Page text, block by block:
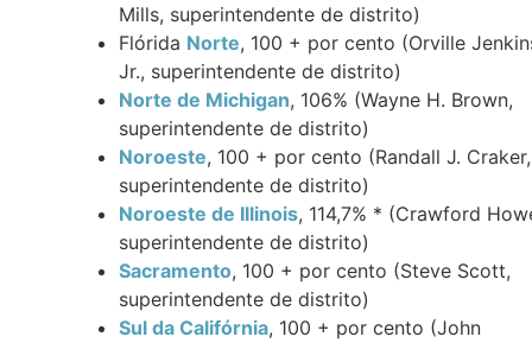
Mills, superintendente de distrito)
Flórida Norte, 100 + por cento (Orville
Jr., superintendente de distrito)
Norte de Michigan, 106% (Wayne H. Brown,
superintendente de distrito)
Noroeste, 100 + por cento (Randall J. Craker,
superintendente de distrito)
Noroeste de Illinois, 114,7% * (Crawford
superintendente de distrito)
Sacramento, 100 + por cento (Steve Scott,
superintendente de distrito)
Sul da Califórnia, 100 + por cento (John